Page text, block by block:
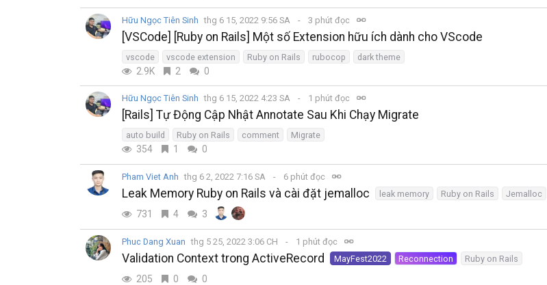
Hữu Ngọc Tiên Sinh thg 6 15, 2022 9:56 SA 3 phút đọc
[VSCode] [Ruby on Rails] Một số Extension hữu ích dành cho VScode
vscode vscode extension Ruby on Rails rubocop dark theme
2.9K 2 0
Hữu Ngọc Tiên Sinh thg 6 15, 2022 4:23 SA 1 phút đọc
[Rails] Tự Động Cập Nhật Annotate Sau Khi Chạy Migrate
auto build Ruby on Rails comment Migrate
354 1 0
Pham Viet Anh thg 6 2, 2022 7:16 SA 6 phút đọc
Leak Memory Ruby on Rails và cài đặt jemalloc leak memory Ruby on Rails Jemalloc
731 4 3
Phuc Dang Xuan thg 5 25, 2022 3:06 CH 1 phút đọc
Validation Context trong ActiveRecord MayFest2022 Reconnection Ruby on Rails
205 0 0